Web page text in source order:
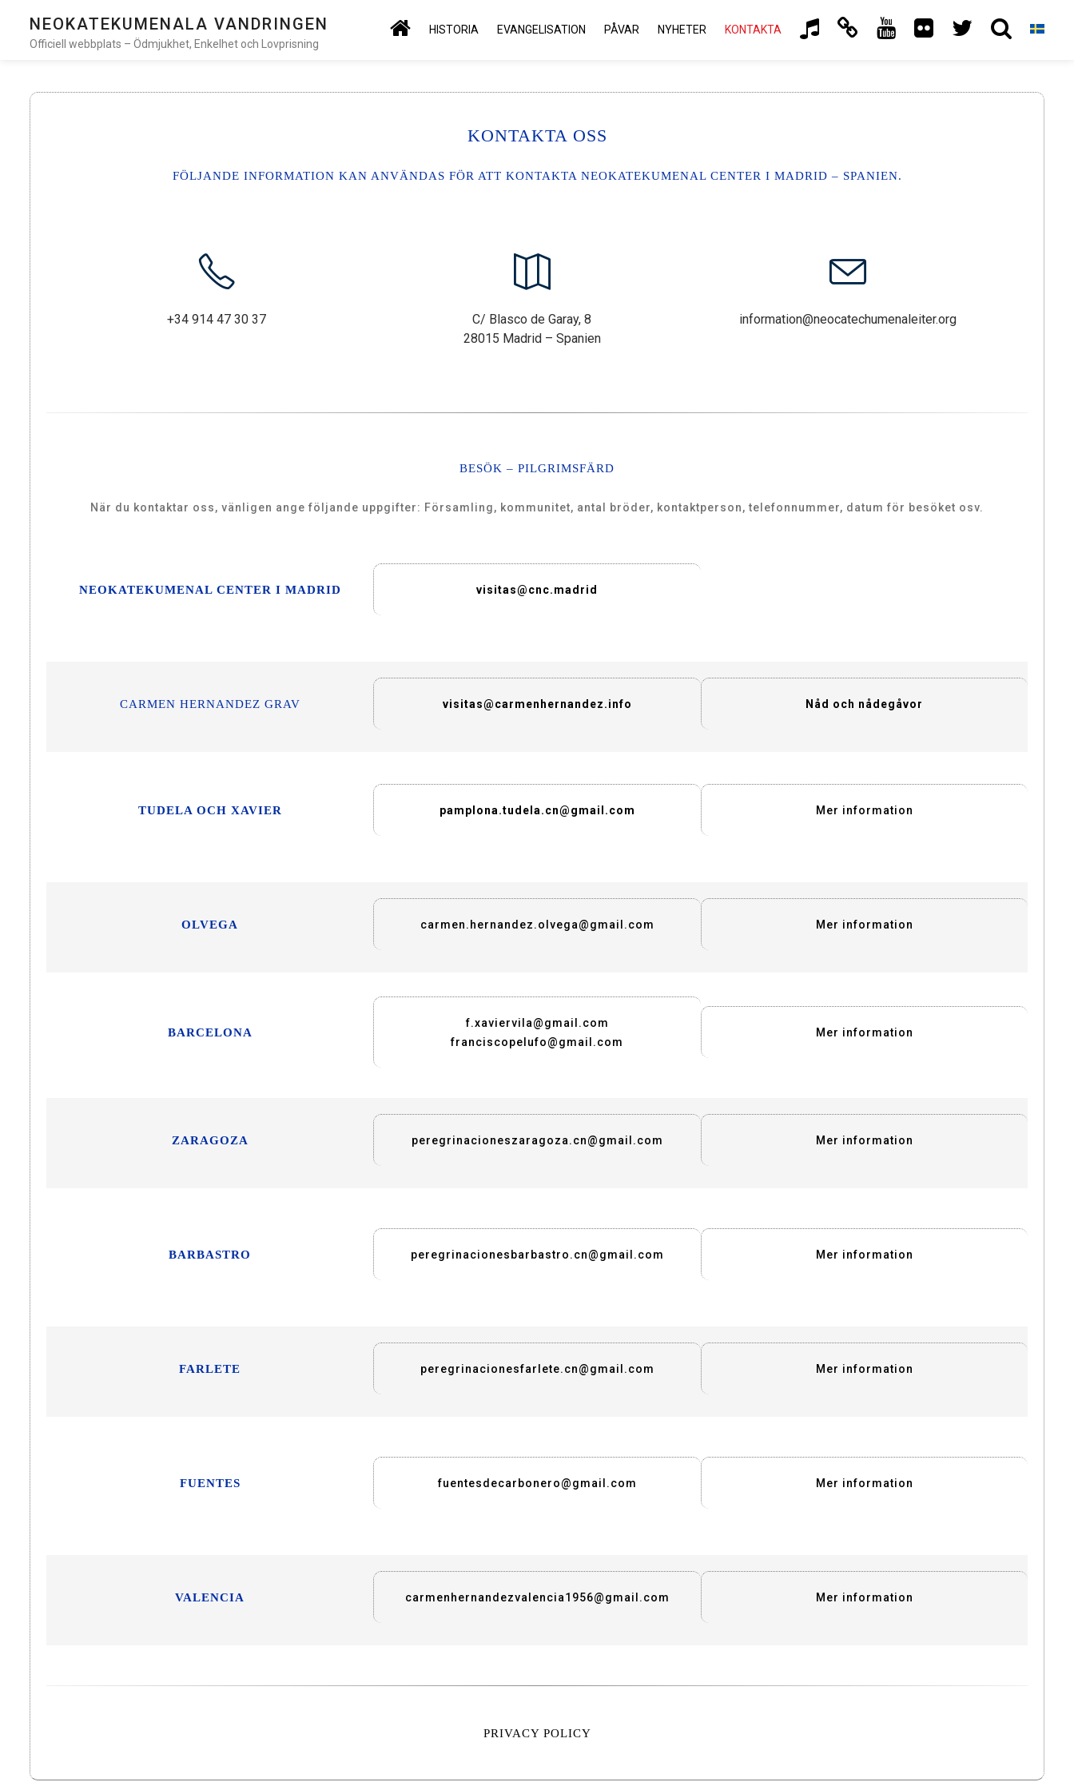
NEOKATEKUMENALA VANDRINGEN
Officiell webbplats – Ödmjukhet, Enkelhet och Lovprisning
HISTORIA EVANGELISATION PÅVAR NYHETER KONTAKTA
KONTAKTA OSS
FÖLJANDE INFORMATION KAN ANVÄNDAS FÖR ATT KONTAKTA NEOKATEKUMENAL CENTER I MADRID – SPANIEN.
+34 914 47 30 37
C/ Blasco de Garay, 8
28015 Madrid – Spanien
information@neocatechumenaleiter.org
BESÖK – PILGRIMSFÄRD
När du kontaktar oss, vänligen ange följande uppgifter: Församling, kommunitet, antal bröder, kontaktperson, telefonnummer, datum för besöket osv.
NEOKATEKUMENAL CENTER I MADRID visitas@cnc.madrid
CARMEN HERNANDEZ GRAV visitas@carmenhernandez.info Nåd och nådegåvor
TUDELA OCH XAVIER pamplona.tudela.cn@gmail.com Mer information
OLVEGA carmen.hernandez.olvega@gmail.com Mer information
BARCELONA
f.xaviervila@gmail.com
franciscopelufo@gmail.com
Mer information
ZARAGOZA peregrinacioneszaragoza.cn@gmail.com Mer information
BARBASTRO peregrinacionesbarbastro.cn@gmail.com Mer information
FARLETE peregrinacionesfarlete.cn@gmail.com Mer information
FUENTES fuentesdecarbonero@gmail.com Mer information
VALENCIA carmenhernandezvalencia1956@gmail.com Mer information
PRIVACY POLICY